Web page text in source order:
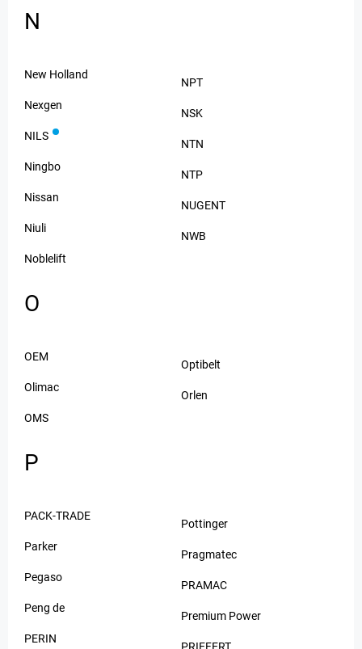
N
New Holland
Nexgen
NILS
Ningbo
Nissan
Niuli
Noblelift
NPT
NSK
NTN
NTP
NUGENT
NWB
O
OEM
Olimac
OMS
Optibelt
Orlen
P
PACK-TRADE
Parker
Pegaso
Peng de
PERIN
Pottinger
Pragmatec
PRAMAC
Premium Power